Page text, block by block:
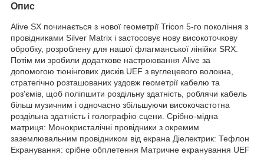
Опис
Alive SX починається з нової геометрії Tricon 5-го покоління з
провідниками Silver Matrix і застосовує нову високоточкову
обробку, розроблену для нашої флагманської лінійки SRX.
Потім ми зробили додаткове настроювання Alive за
допомогою тюнінгових дисків UEF з вуглецевого волокна,
стратегічно розташованих уздовж геометрії кабелю та
роз'ємів, щоб поліпшити роздільну здатність, роблячи кабель
більш музичним і одночасно збільшуючи високочастотна
роздільна здатність і голографію сцени. Срібно-мідна
матриця: Монокристалічні провідники з окремим
заземлювальним провідником від екрана Діелектрик: Тефлон
Екранування: срібне обплетення Матричне екранування UEF